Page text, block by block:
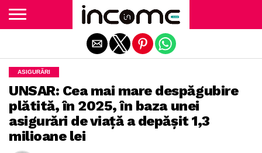
ASIGURĂRI
UNSAR: Cea mai mare despăgubire
plătită, în 2025, în baza unei
asigurări de viață a depășit 1,3
milioane lei
Exit mobile version